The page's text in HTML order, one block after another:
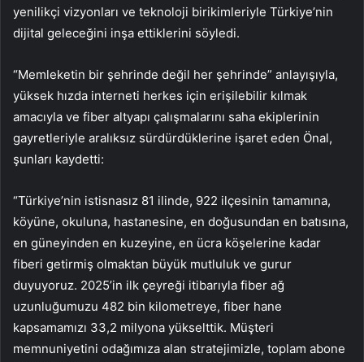
yenilikçi vizyonları ve teknoloji birikimleriyle Türkiye’nin
dijital geleceğini inşa ettiklerini söyledi.
“Memleketin bir şehrinde değil her şehrinde” anlayışıyla,
yüksek hızda interneti herkes için erişilebilir kılmak
amacıyla ve fiber altyapı çalışmalarını saha ekiplerinin
gayretleriyle aralıksız sürdürdüklerine işaret eden Önal,
şunları kaydetti:
“Türkiye’nin istisnasız 81 ilinde, 922 ilçesinin tamamına,
köyüne, okuluna, hastanesine, en doğusundan en batısına,
en güneyinden en kuzeyine, en ücra köşelerine kadar
fiberi getirmiş olmaktan büyük mutluluk ve gurur
duyuyoruz. 2025’in ilk çeyreği itibarıyla fiber ağ
uzunluğumuzu 482 bin kilometreye, fiber hane
kapsamamızı 33,2 milyona yükselttik. Müşteri
memnuniyetini odağımıza alan stratejimizle, toplam abone